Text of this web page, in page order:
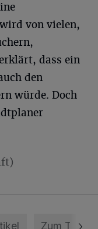
von vielen,
dass ein
den
würde. Doch
Zum Thema